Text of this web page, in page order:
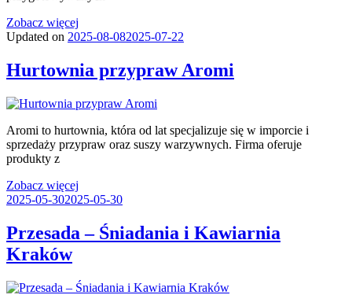
Zobacz więcej
Updated on 2025-08-082025-07-22
Hurtownia przypraw Aromi
Aromi to hurtownia, która od lat specjalizuje się w imporcie i
sprzedaży przypraw oraz suszy warzywnych. Firma oferuje
produkty z
Zobacz więcej
2025-05-302025-05-30
Przesada – Śniadania i Kawiarnia
Kraków